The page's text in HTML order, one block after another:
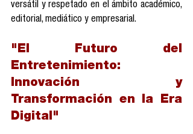
versátil y respetado en el ámbito académico,
editorial, mediático y empresarial.
"El Futuro del
Entretenimiento:
Innovación y
Transformación en la Era
Digital"